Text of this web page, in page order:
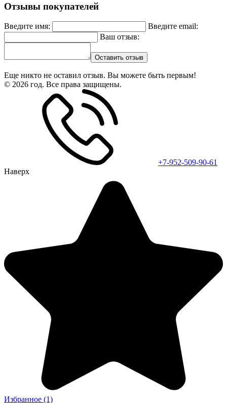
Отзывы покупателей
Введите имя:
Введите email:
Ваш отзыв:
Оставить отзыв
Еще никто не оставил отзыв. Вы можете быть первым!
© 2026 год. Все права защищены.
+7-952-509-90-61
Наверх
Избранное (1)